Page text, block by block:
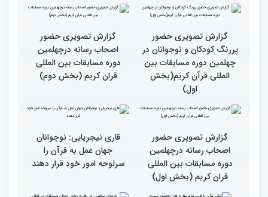
گزارش تصویری حضور
پررنگ کودکان و نوجوانان در
چهلمین دوره مسابقات بین
المللی قرآن کریم(بخش
گزارش تصویری حضور
اصحاب رسانه درچهلمین
دوره مسابقات بین المللی
گزارش تصویری حضور
اصحاب رسانه درچهلمین
دوره مسابقات بین المللی
قران کریم (بخش اول)
قاری نیجریایی: نوجوانان
جهان عمل به قرآن را